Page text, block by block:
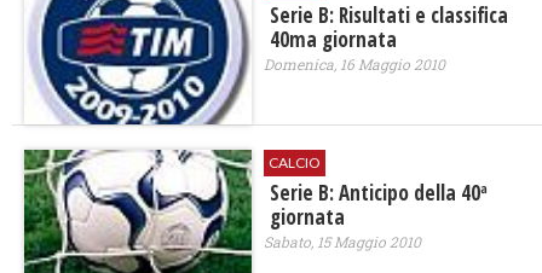
Serie B: Risultati e classifica
40ma giornata
Domenica, 16 Maggio 2010
CALCIO
Serie B: Anticipo della 40ª
giornata
Sabato, 15 Maggio 2010